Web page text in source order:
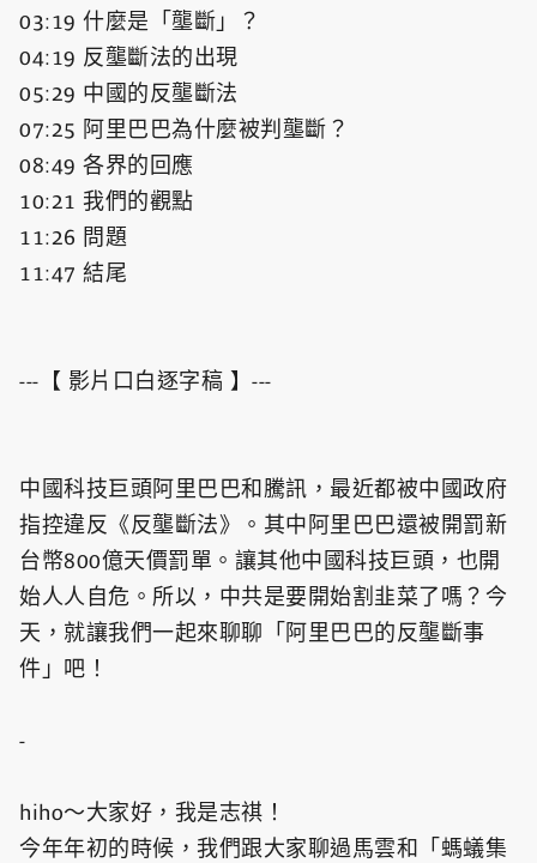
03:19 什麼是「壟斷」？
04:19 反壟斷法的出現
05:29 中國的反壟斷法
07:25 阿里巴巴為什麼被判壟斷？
08:49 各界的回應
10:21 我們的觀點
11:26 問題
11:47 結尾
---【 影片口白逐字稿 】---
中國科技巨頭阿里巴巴和騰訊，最近都被中國政府
指控違反《反壟斷法》。其中阿里巴巴還被開罰新
台幣800億天價罰單。讓其他中國科技巨頭，也開
始人人自危。所以，中共是要開始割韭菜了嗎？今
天，就讓我們一起來聊聊「阿里巴巴的反壟斷事
件」吧！
-
hiho～大家好，我是志祺！
今年年初的時候，我們跟大家聊過馬雲和「螞蟻集